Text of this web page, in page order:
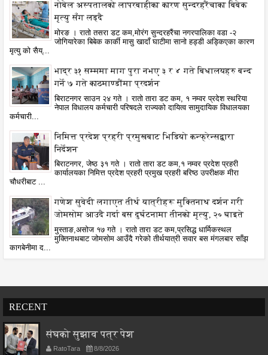
नोबेल अस्पतालको लापरबाहीका कारण सुन्दरहरैंचाका बिबेक
मृत्यु सँग लड्दै
मोरङ । रातो तसरा डट कम,मोरंग सुन्दरहरैंचा नगरपालिका वडा -२
जोगियारेका बिबेक कार्की मासु खादाँ घाटीमा सानो हड्डी अड्किएका कारण
मृत्यु को सैय्...
भाद्र ३१ सम्ममा माग पुरा नभए ३ र ४ गते बिधालयहरु बन्द
गर्ने ७ गते काठमाण्डौंमा प्रदर्शन
बिराटनगर साउन २४ गते । रातो तारा डट कम, १ नम्वर प्रदेश स्थरिया
नेपाल विधालय कर्मचारी परिषदले राज्यको दायित्व सामुदायिक विधालयका
कर्मचारी...
निमित्त प्रदेश प्रहरी प्रमुखबाट भिडियो कन्फ्रेन्सद्वारा
निर्देशन
बिराटनगर, जेष्ठ ३१ गते । रातो तारा डट कम,१ नम्वर प्रदेश प्रहरी
कार्यालयका निमित्त प्रदेश प्रहरी प्रमुख प्रहरी बरिष्ठ उपरीक्षक मीरा
चौधरीबाट ...
गणेश सुवेदी लगाएत तीर्थ यात्रीहरू मुक्तिनाथ दर्शन गरी
जोमसोम आउदै गर्दा बस दुर्घटनामा तीनको मृत्यु, २० घाइते
मुस्ताङ,असोज १७ गते । रातो तारा डट कम,प्रसिद्ध धार्मिकस्थल
मुक्तिनाथबाट जोमसोम आउँदै गरेको तीर्थयात्री सवार बस मंगलबार साँझ
कागबेनीमा द...
RECENT
संघको सुझाव पत्र पेश
RatoTara 8/8/2026